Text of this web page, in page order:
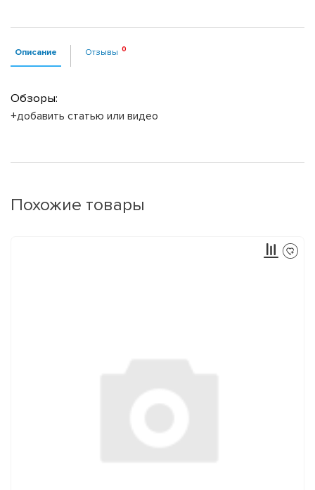
Описание Отзывы
Обзоры:
+добавить статью или видео
Похожие товары